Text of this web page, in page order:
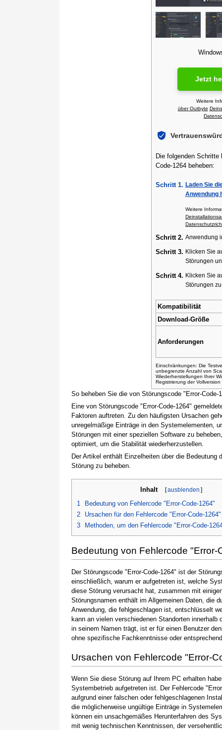
So beheben Sie die von Störungscode "Error-Code-
Eine von Störungscode "Error-Code-1264"
Faktoren auftreten. Zu den häufigsten Ursachen
unregelmäßige Einträge in den Systemelementen,
Störungen mit einer speziellen Software zu
optimiert, um die Stabilität wiederherzustellen.
Der Artikel enthält Einzelheiten über die
Störung zu beheben.
Inhalt [ausblenden ]
1
Bedeutung von Fehlercode "Error-Code-1264"
2
Ursachen für den Fehlercode "Error-Code-1264"
3
Methoden, um den Fehlercode "Error-Code-
Bedeutung von Fehlercode "Error-
Der Störungscode "Error-Code-1264" ist der
einschließlich, warum er aufgetreten ist, welche
diese Störung verursacht hat, zusammen mit
Störungsnamen enthält im Allgemeinen Daten, die
Anwendung, die fehlgeschlagen ist, entschlüsselt
kann an vielen verschiedenen Standorten
in seinem Namen trägt, ist er für einen Benutzer
ohne spezifische Fachkenntnisse oder
Ursachen von Fehlercode "Error-
Wenn Sie diese Störung auf Ihrem PC erhalten
Systembetrieb aufgetreten ist. Der Fehlercode
aufgrund einer falschen oder fehlgeschlagenen
die möglicherweise ungültige Einträge in
können ein unsachgemäßes Herunterfahren des
mit wenig technischen Kenntnissen, der
Jetzt
Weitere
über Outbyte
Die folgenden Schritte
Code-1264 beheben:
Schritt 1. Laden Sie
Anwendung
Weitere
Schritt 2. Anwendung
Schritt 3. Klicken Sie
Störungen
Schritt 4. Klicken Sie
Störungen
Kompatibilität
Download-Größe
Anforderungen
Einschränkungen: Die
unbegrenzte Anzahl von
Wiederherstellungen Ihrer
Registrierung der